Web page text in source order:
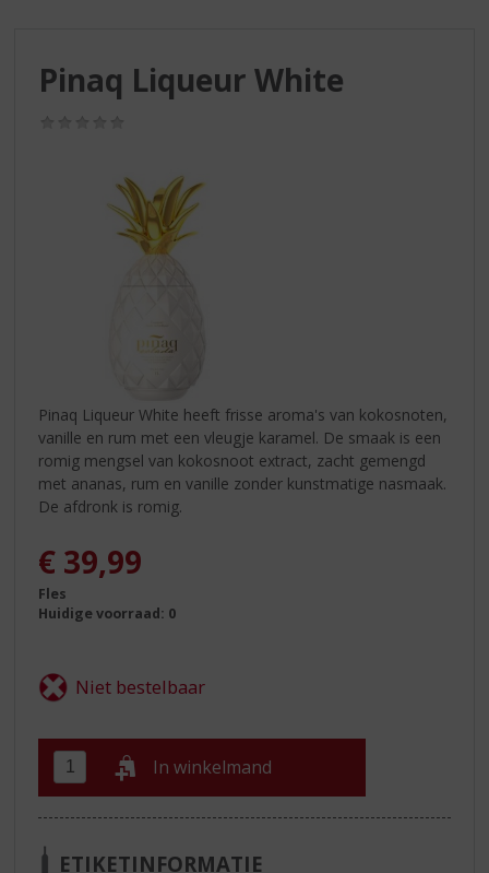
Pinaq Liqueur White
Pinaq Liqueur White heeft frisse aroma's van kokosnoten,
vanille en rum met een vleugje karamel. De smaak is een
romig mengsel van kokosnoot extract, zacht gemengd
met ananas, rum en vanille zonder kunstmatige nasmaak.
De afdronk is romig.
€ 39,99
Fles
Huidige voorraad: 0
In winkelmand
ETIKETINFORMATIE